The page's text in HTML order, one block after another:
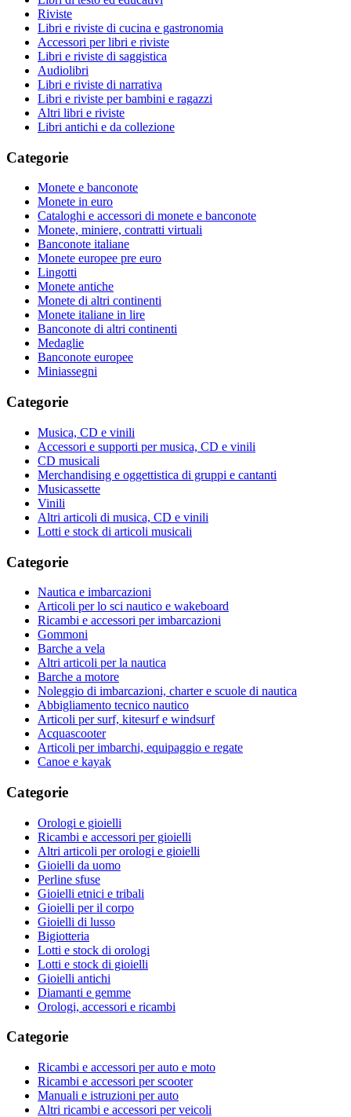
Riviste
Libri e riviste di cucina e gastronomia
Accessori per libri e riviste
Libri e riviste di saggistica
Audiolibri
Libri e riviste di narrativa
Libri e riviste per bambini e ragazzi
Altri libri e riviste
Libri antichi e da collezione
Categorie
Monete e banconote
Monete in euro
Cataloghi e accessori di monete e banconote
Monete, miniere, contratti virtuali
Banconote italiane
Monete europee pre euro
Lingotti
Monete antiche
Monete di altri continenti
Monete italiane in lire
Banconote di altri continenti
Medaglie
Banconote europee
Miniassegni
Categorie
Musica, CD e vinili
Accessori e supporti per musica, CD e vinili
CD musicali
Merchandising e oggettistica di gruppi e cantanti
Musicassette
Vinili
Altri articoli di musica, CD e vinili
Lotti e stock di articoli musicali
Categorie
Nautica e imbarcazioni
Articoli per lo sci nautico e wakeboard
Ricambi e accessori per imbarcazioni
Gommoni
Barche a vela
Altri articoli per la nautica
Barche a motore
Noleggio di imbarcazioni, charter e scuole di nautica
Abbigliamento tecnico nautico
Articoli per surf, kitesurf e windsurf
Acquascooter
Articoli per imbarchi, equipaggio e regate
Canoe e kayak
Categorie
Orologi e gioielli
Ricambi e accessori per gioielli
Altri articoli per orologi e gioielli
Gioielli da uomo
Perline sfuse
Gioielli etnici e tribali
Gioielli per il corpo
Gioielli di lusso
Bigiotteria
Lotti e stock di orologi
Lotti e stock di gioielli
Gioielli antichi
Diamanti e gemme
Orologi, accessori e ricambi
Categorie
Ricambi e accessori per auto e moto
Ricambi e accessori per scooter
Manuali e istruzioni per auto
Altri ricambi e accessori per veicoli